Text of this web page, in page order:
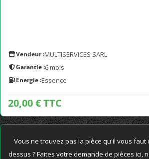
Vendeur :MULTISERVICES SARL
Garantie :6 mois
Energie :Essence
20,00 € TTC
Vous ne trouvez pas la pièce qu'il vous faut
dessus ? Faites votre demande de pièces ici,